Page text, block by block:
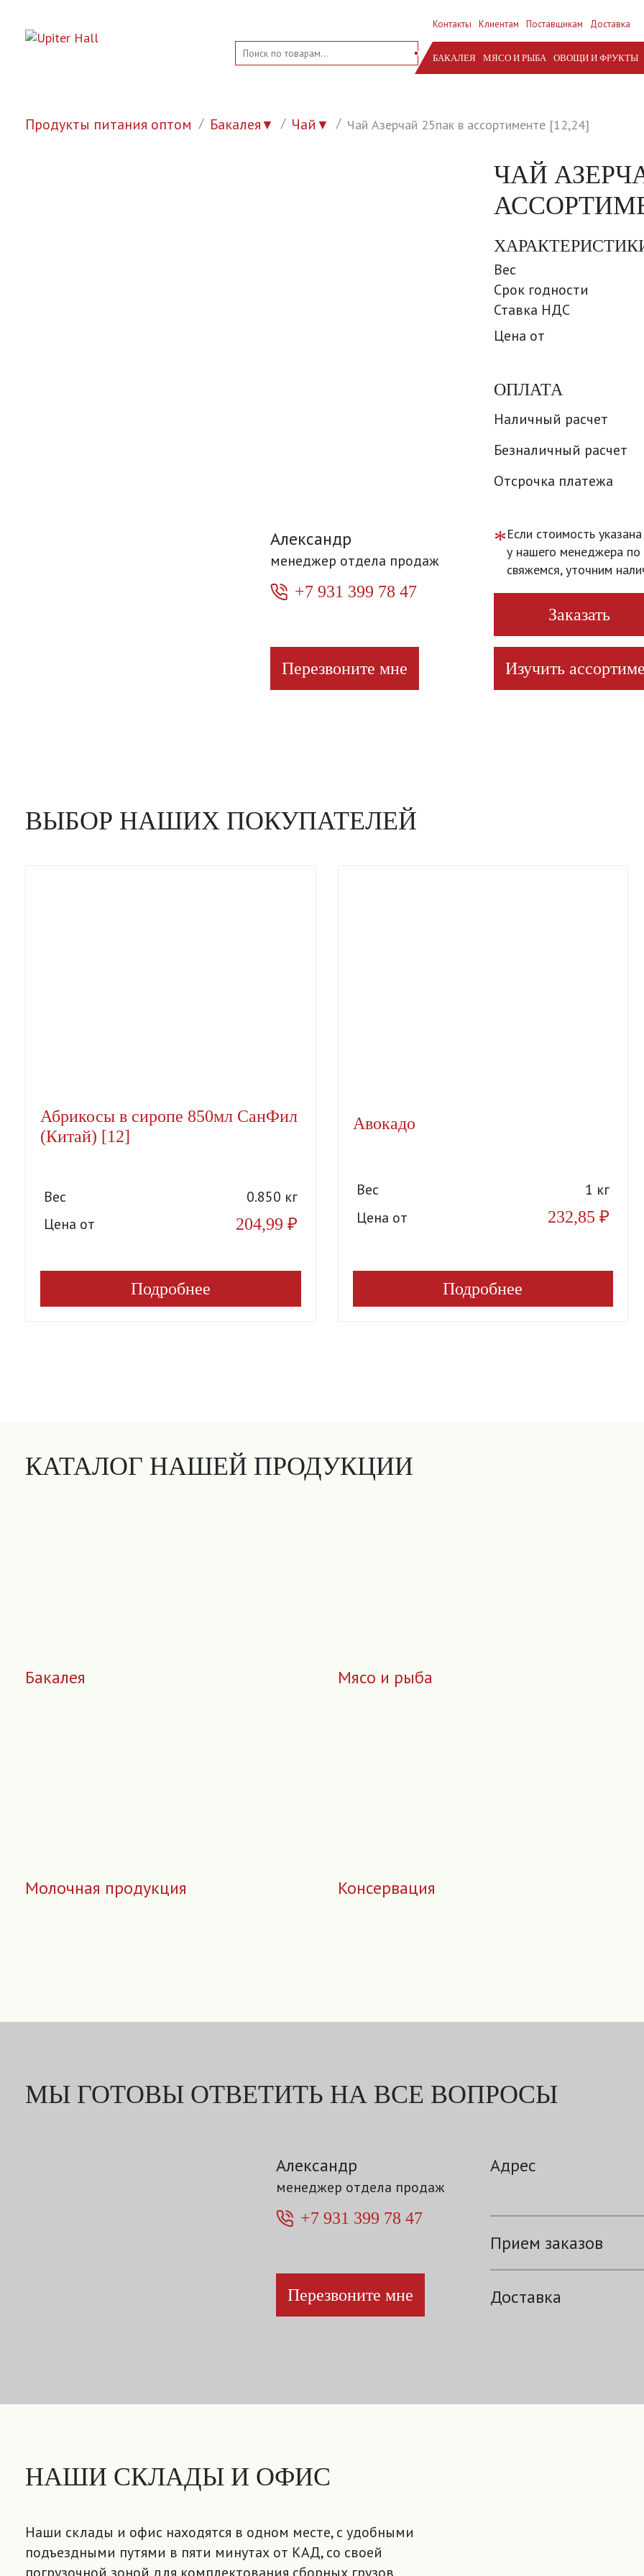
Контакты Клиентам Поставщикам Доставка
БАКАЛЕЯ МЯСО И РЫБА ОВОЩИ И ФРУКТЫ
Продукты питания оптом Бакалея▼ Чай ▼ Чай Азерчай 25пак в ассортименте [12,24]
Александр
менеджер отдела продаж
+7 931 399 78 47
Перезвоните мне
ЧАЙ
Вес
Срок годности
Ставка НДС
Цена от
ОПЛАТА
Наличный расчет
Безналичный расчет
Отсрочка платежа
*Если стоимость
у нашего менеджера по
свяжемся, уточним
Заказать
Изучить
ВЫБОР НАШИХ ПОКУПАТЕЛЕЙ
Абрикосы в сиропе 850мл СанФил
(Китай) [12]
Вес
0.850 кг
Цена от
204,99 ₽
Подробнее
Авокадо
Вес
1 кг
Цена от
232,85₽
Подробнее
КАТАЛОГ НАШЕЙ ПРОДУКЦИИ
Бакалея Мясо и рыба
Молочная продукция Консервация
МЫ ГОТОВЫ ОТВЕТИТЬ НА ВСЕ ВОПРОСЫ
Александр
менеджер отдела продаж
+7 931 399 78 47
Перезвоните мне
Адрес
Прием заказов
Доставка
НАШИ СКЛАДЫ И ОФИС
Наши склады и офис находятся в одном месте, с удобными
подъездными путями в пяти минутах от КАД, со своей